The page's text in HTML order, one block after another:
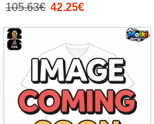
SP 2026 Kratek Rokav
105.63€ 42.25€